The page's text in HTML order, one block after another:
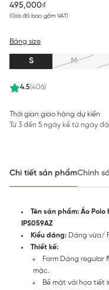
495,000₫
(Giá đã bao gồm VAT)
4.5(406)
Bảng size
S M
Thời gian giao hàng dự kiến
Từ 3 đến 5 ngày kể từ ngày
Chi tiết sản phẩmChính
Tên sản phẩm: Áo
IPS059AZ
Kiểu dáng: Dáng vừa/
Thiết kế:
Form Dáng regular
mặc.
Bề mặt vải họa tiết